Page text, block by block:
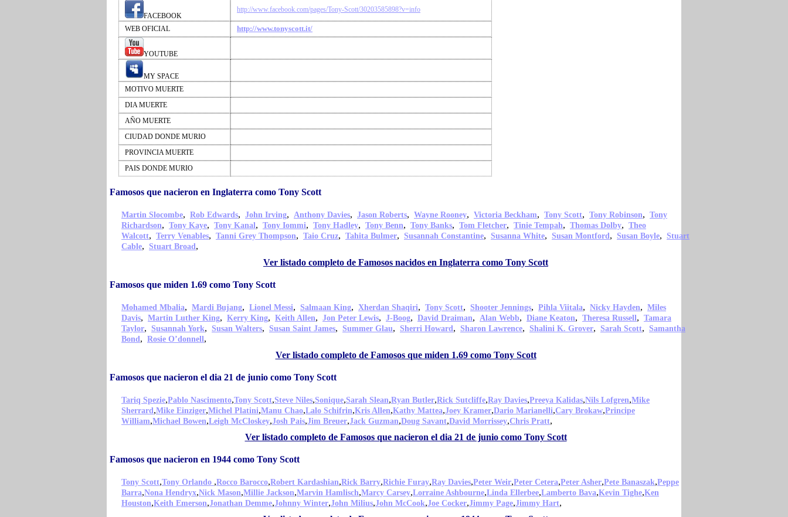
FACEBOOK
http://www.facebook.com/pages/Tony-Scott/30203585898?v=info
WEB OFICIAL http://www.tonyscott.it/
YOUTUBE
MY SPACE
MOTIVO MUERTE
DIA MUERTE
AÑO MUERTE
CIUDAD DONDE MURIO
PROVINCIA MUERTE
PAIS DONDE MURIO
Famosos que nacieron en Inglaterra como Tony Scott
Martin Slocombe, Rob Edwards, John Irving, Anthony Davies, Jason Roberts, Wayne Rooney, Victoria Beckham, Tony Scott, Tony Robinson, Tony
Richardson, Tony Kaye, Tony Kanal, Tony Iommi, Tony Hadley, Tony Benn, Tony Banks, Tom Fletcher, Tinie Tempah, Thomas Dolby, Theo
Walcott, Terry Venables, Tanni Grey Thompson, Taio Cruz, Tahita Bulmer, Susannah Constantine, Susanna White, Susan Montford, Susan Boyle, Stuart
Cable, Stuart Broad,
Ver listado completo de Famosos nacidos en Inglaterra como Tony Scott
Famosos que miden 1.69 como Tony Scott
Mohamed Mbalia, Mardi Bujang, Lionel Messi, Salmaan King, Xherdan Shaqiri, Tony Scott, Shooter Jennings, Pihla Viitala, Nicky Hayden, Miles
Davis, Martin Luther King, Kerry King, Keith Allen, Jon Peter Lewis, J-Boog, David Draiman, Alan Webb, Diane Keaton, Theresa Russell, Tamara
Taylor, Susannah York, Susan Walters, Susan Saint James, Summer Glau, Sherri Howard, Sharon Lawrence, Shalini K. Grover, Sarah Scott, Samantha
Bond, Rosie O’donnell,
Ver listado completo de Famosos que miden 1.69 como Tony Scott
Famosos que nacieron el dia 21 de junio como Tony Scott
Tariq Spezie,Pablo Nascimento,Tony Scott,Steve Niles,Sonique,Sarah Slean,Ryan Butler,Rick Sutcliffe,Ray Davies,Preeya Kalidas,Nils Lofgren,Mike
Sherrard,Mike Einziger,Michel Platini,Manu Chao,Lalo Schifrin,Kris Allen,Kathy Mattea,Joey Kramer,Dario Marianelli,Cary Brokaw,Principe
William,Michael Bowen,Leigh McCloskey,Josh Pais,Jim Breuer,Jack Guzman,Doug Savant,David Morrissey,Chris Pratt,
Ver listado completo de Famosos que nacieron el dia 21 de junio como Tony Scott
Famosos que nacieron en 1944 como Tony Scott
Tony Scott,Tony Orlando ,Rocco Barocco,Robert Kardashian,Rick Barry,Richie Furay,Ray Davies,Peter Weir,Peter Cetera,Peter Asher,Pete Banaszak,Peppe
Barra,Nona Hendryx,Nick Mason,Millie Jackson,Marvin Hamlisch,Marcy Carsey,Lorraine Ashbourne,Linda Ellerbee,Lamberto Bava,Kevin Tighe,Ken
Houston,Keith Emerson,Jonathan Demme,Johnny Winter,John Milius,John McCook,Joe Cocker,Jimmy Page,Jimmy Hart,